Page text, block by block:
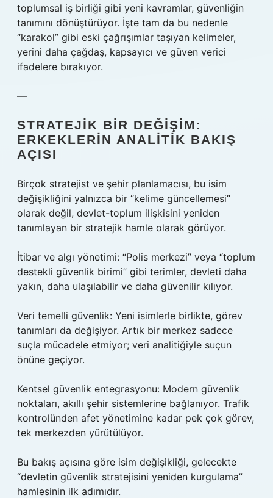
toplumsal iş birliği gibi yeni kavramlar, güvenliğin
tanımını dönüştürüyor. İşte tam da bu nedenle
“karakol” gibi eski çağrışımlar taşıyan kelimeler,
yerini daha çağdaş, kapsayıcı ve güven verici
ifadelere bırakıyor.
—
STRATEJIK BIR DEĞIŞIM:
ERKEKLERIN ANALITIK BAKIŞ
AÇISI
Birçok stratejist ve şehir planlamacısı, bu isim
değişikliğini yalnızca bir “kelime güncellemesi”
olarak değil, devlet-toplum ilişkisini yeniden
tanımlayan bir stratejik hamle olarak görüyor.
İtibar ve algı yönetimi: “Polis merkezi” veya “toplum
destekli güvenlik birimi” gibi terimler, devleti daha
yakın, daha ulaşılabilir ve daha güvenilir kılıyor.
Veri temelli güvenlik: Yeni isimlerle birlikte, görev
tanımları da değişiyor. Artık bir merkez sadece
suçla mücadele etmiyor; veri analitiğiyle suçun
önüne geçiyor.
Kentsel güvenlik entegrasyonu: Modern güvenlik
noktaları, akıllı şehir sistemlerine bağlanıyor. Trafik
kontrolünden afet yönetimine kadar pek çok görev,
tek merkezden yürütülüyor.
Bu bakış açısına göre isim değişikliği, gelecekte
“devletin güvenlik stratejisini yeniden kurgulama”
hamlesinin ilk adımıdır.